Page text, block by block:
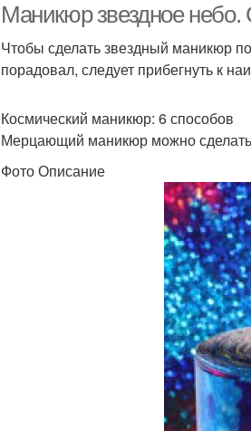
Маникюр звездное небо.
Чтобы сделать звездный маникюр
порадовал, следует прибегнуть к
Космический маникюр: 6 способов
Мерцающий маникюр можно
Фото Описание